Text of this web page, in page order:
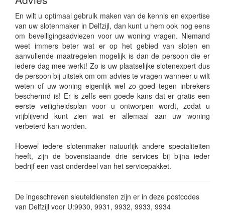
En wilt u optimaal gebruik maken van de kennis en expertise
van uw slotenmaker in Delfzijl, dan kunt u hem ook nog eens
om beveiligingsadviezen voor uw woning vragen. Niemand
weet immers beter wat er op het gebied van sloten en
aanvullende maatregelen mogelijk is dan de persoon die er
iedere dag mee werkt! Zo is uw plaatselijke slotenexpert dus
de persoon bij uitstek om om advies te vragen wanneer u wilt
weten of uw woning eigenlijk wel zo goed tegen inbrekers
beschermd is! Er is zelfs een goede kans dat er gratis een
eerste veiligheidsplan voor u ontworpen wordt, zodat u
vrijblijvend kunt zien wat er allemaal aan uw woning
verbeterd kan worden.
Hoewel iedere slotenmaker natuurlijk andere specialiteiten
heeft, zijn de bovenstaande drie services bij bijna ieder
bedrijf een vast onderdeel van het servicepakket.
De ingeschreven sleuteldiensten zijn er in deze postcodes
van Delfzijl voor U:9930, 9931, 9932, 9933, 9934